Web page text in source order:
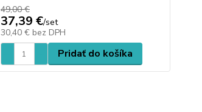
49,00 €
37,39 €/set
30,40 € bez DPH
Pridať do košíka